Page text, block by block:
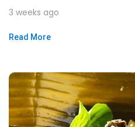
3 weeks ago
Read More